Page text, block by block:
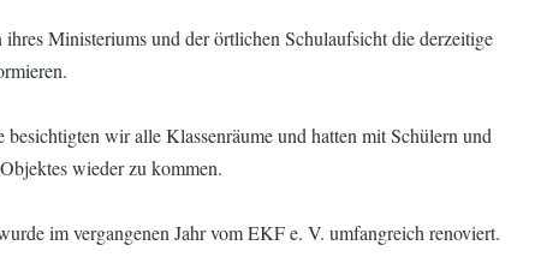
Ministeriums und der örtlichen Schulaufsicht die derzeitige
wir alle Klassenräume und hatten mit Schülern und
wieder zu kommen.
im vergangenen Jahr vom EKF e. V. umfangreich renoviert.